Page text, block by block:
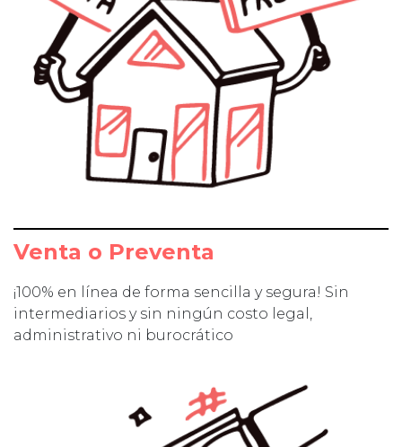
Venta o Preventa
¡100% en línea de forma sencilla y segura! Sin
intermediarios y sin ningún costo legal,
administrativo ni burocrático